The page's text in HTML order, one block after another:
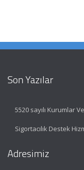
Son Yazılar
5520 sayılı Kurumlar
Sigortacılık Destek
Adresimiz